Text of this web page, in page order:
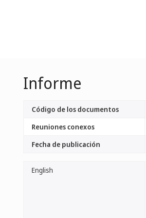
Informe
Código de los documentos
Reuniones conexos
Fecha de publicación
English